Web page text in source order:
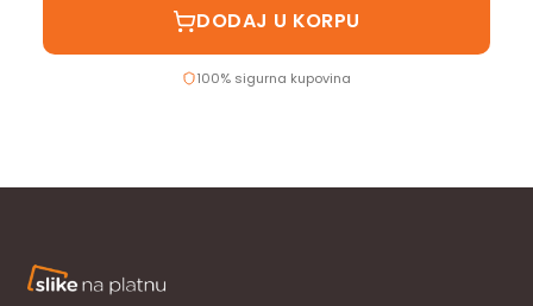
DODAJ U KORPU
100% sigurna kupovina